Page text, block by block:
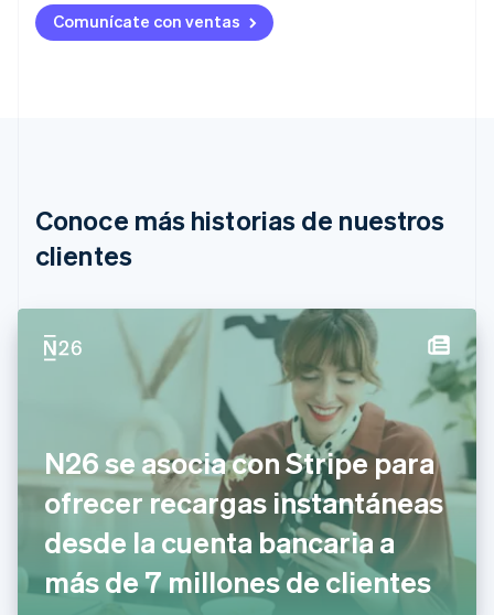
Comunícate con ventas
Conoce más historias de nuestros
clientes
N26 se asocia con Stripe para
ofrecer recargas instantáneas
desde la cuenta bancaria a
más de 7 millones de clientes
DeutschEnglish
Australia
Bulgaria
English
Canadá
China continental
Chipre
English
Emiratos Árabes Unidos
English
Eslovaquia
Eslovenia
Italiano